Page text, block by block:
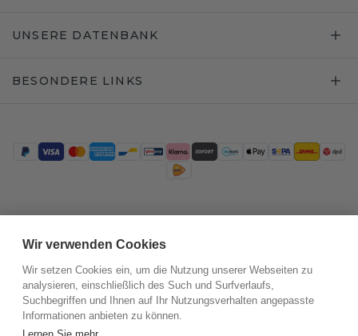
UNSERE DATENBANK
BESONDERE LINKS
Wir verwenden Cookies
Wir setzen Cookies ein, um die Nutzung unserer Webseiten zu
analysieren, einschließlich des Such und Surfverlaufs,
Suchbegriffen und Ihnen auf Ihr Nutzungsverhalten angepasste
Informationen anbieten zu können.